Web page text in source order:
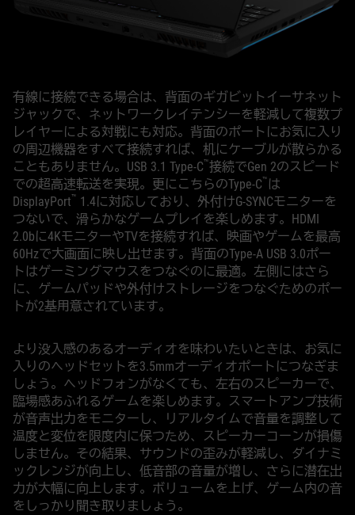
有線に接続できる場合は、背面のギガビットイーサネット
ジャックで、ネットワークレイテンシーを軽減して複数プ
レイヤーによる対戦にも対応。背面のポートにお気に入り
の周辺機器をすべて接続すれば、机にケーブルが散らかる
こともありません。USB 3.1 Type-C™接続でGen 2のスピード
での超高速転送を実現。更にこちらのType-C™ は
DisplayPort™ 1.4に対応しており、外付けG-SYNCモニターを
つないで、滑らかなゲームプレイを楽しめます。HDMI
2.0bに4KモニターやTVを接続すれば、映画やゲームを最高
60Hzで大画面に映し出せます。背面のType-A USB 3.0ポー
トはゲーミングマウスをつなぐのに最適。左側にはさら
に、ゲームパッドや外付けストレージをつなぐためのポー
トが2基用意されています。
より没入感のあるオーディオを味わいたいときは、お気に
入りのヘッドセットを3.5mmオーディオポートにつなぎま
しょう。ヘッドフォンがなくても、左右のスピーカーで、
臨場感あふれるゲームを楽しめます。スマートアンプ技術
が音声出力をモニターし、リアルタイムで音量を調整して
温度と変位を限度内に保つため、スピーカーコーンが損傷
しません。その結果、サウンドの歪みが軽減し、ダイナミ
ックレンジが向上し、低音部の音量が増し、さらに潜在出
力が大幅に向上します。ボリュームを上げ、ゲーム内の音
をしっかり聞き取りましょう。